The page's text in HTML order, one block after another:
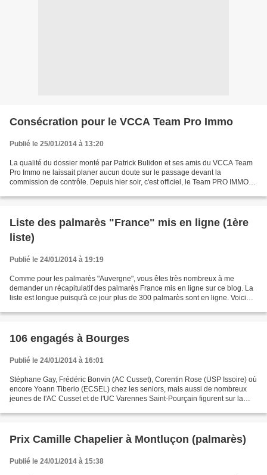
Consécration pour le VCCA Team Pro Immo
Publié le 25/01/2014 à 13:20
La qualité du dossier monté par Patrick Bulidon et ses amis du VCCA Team
Pro Immo ne laissait planer aucun doute sur le passage devant la
commission de contrôle. Depuis hier soir, c'est officiel, le Team PRO IMMO
Liste des palmarès "France" mis en ligne (1ère
liste)
Publié le 24/01/2014 à 19:19
Comme pour les palmarès "Auvergne", vous êtes très nombreux à me
demander un récapitulatif des palmarès France mis en ligne sur ce blog. La
liste est longue puisqu'à ce jour plus de 300 palmarès sont en ligne. Voici
106 engagés à Bourges
Publié le 24/01/2014 à 16:01
Stéphane Gay, Frédéric Bonvin (AC Cusset), Corentin Rose (USP Issoire) où
encore Yoann Tiberio (ECSEL) chez les seniors, mais aussi de nombreux
jeunes de l'AC Cusset et de l'UC Varennes Saint-Pourçain figurent sur la
Prix Camille Chapelier à Montluçon (palmarès)
Publié le 24/01/2014 à 15:38